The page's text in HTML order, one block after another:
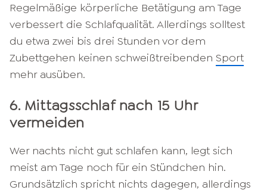
Regelmäßige körperliche Betätigung am Tage
verbessert die Schlafqualität. Allerdings solltest
du etwa zwei bis drei Stunden vor dem
Zubettgehen keinen schweißtreibenden Sport
mehr ausüben.
6. Mittagsschlaf nach 15 Uhr
vermeiden
Wer nachts nicht gut schlafen kann, legt sich
meist am Tage noch für ein Stündchen hin.
Grundsätzlich spricht nichts dagegen, allerdings